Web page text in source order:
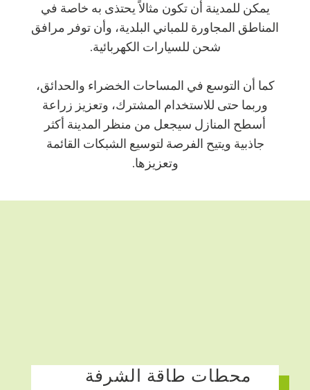
يمكن للمدينة أن تكون مثالاً يحتذى به خاصة في
المناطق المجاورة للمباني البلدية، وأن توفر مرافق
شحن للسيارات الكهربائية.
كما أن التوسع في المساحات الخضراء والحدائق،
وربما حتى للاستخدام المشترك، وتعزيز زراعة
أسطح المنازل سيجعل من منظر المدينة أكثر
جاذبية ويتيح الفرصة لتوسيع الشبكات القائمة
وتعزيزها.
محطات طاقة الشرفة